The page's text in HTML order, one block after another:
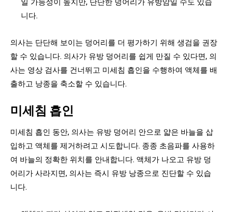
니다.
의사는 단단해 보이는 덩어리를 더 평가하기 위해 생검을 권장
할 수 있습니다. 의사가 유방 덩어리를 쉽게 만질 수 있다면, 의
사는 영상 검사를 건너뛰고 미세침 흡인을 수행하여 액체를 배
출하고 낭종을 축소할 수 있습니다.
미세침 흡인
미세침 흡인 동안, 의사는 유방 덩어리 안으로 얇은 바늘을 삽
입하고 액체를 제거하려고 시도합니다. 종종 초음파를 사용하
여 바늘의 정확한 위치를 안내합니다. 액체가 나오고 유방 덩
어리가 사라지면, 의사는 즉시 유방 낭종으로 진단할 수 있습
니다.